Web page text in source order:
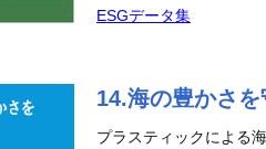
ESGデータ集
14.海の豊かさ
プラスティックによる